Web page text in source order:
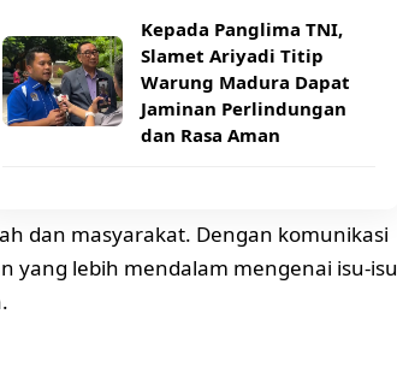
Kepada Panglima TNI,
Slamet Ariyadi Titip
Warung Madura Dapat
Jaminan Perlindungan
dan Rasa Aman
dan masyarakat. Dengan komunikasi
yang lebih mendalam mengenai isu-isu